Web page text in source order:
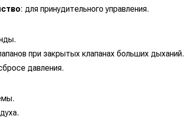
: для принудительного управления.
при закрытых клапанах больших дыханий.
давления.